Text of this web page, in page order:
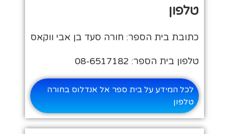
טלפון
כתובת בית הספר: חורה סעד בן אבי ווקאס
טלפון בית הספר: 08-6517182
לכל המידע על בית ספר אל אנדלוס בחורה
טלפון